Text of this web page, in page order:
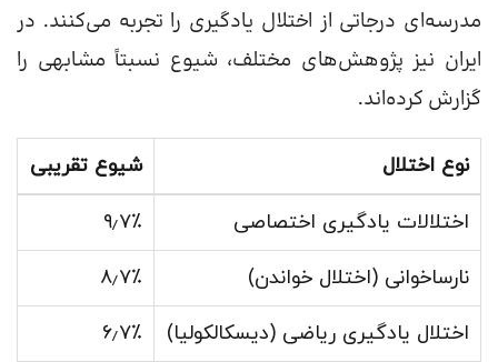
مدرسه‌ای درجاتی از اختلال یادگیری را تجربه می‌کنند. در
ایران نیز پژوهش‌های مختلف، شیوع نسبتاً مشابهی را
گزارش کرده‌اند.
نوع اختلال شیوع تقریبی
اختلالات یادگیری اختصاصی
۹٫۷٪
نارساخوانی (اختلال خواندن)
۸٫۷٪
اختلال یادگیری ریاضی (دیسکالکولیا)
۶٫۷٪